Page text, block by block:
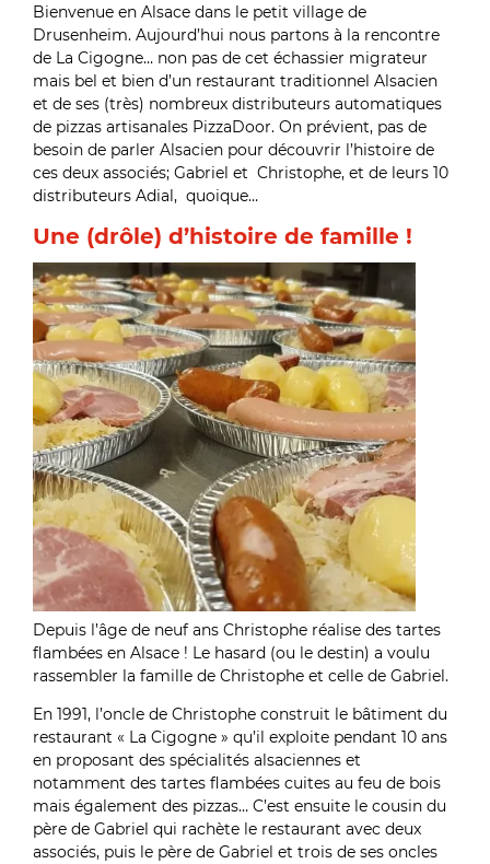
Bienvenue en Alsace dans le petit village de
Drusenheim. Aujourd’hui nous partons à la rencontre
de La Cigogne… non pas de cet échassier migrateur
mais bel et bien d’un restaurant traditionnel Alsacien
et de ses (très) nombreux distributeurs automatiques
de pizzas artisanales PizzaDoor. On prévient, pas de
besoin de parler Alsacien pour découvrir l’histoire de
ces deux associés; Gabriel et Christophe, et de leurs 10
distributeurs Adial, quoique…
Une (drôle) d’histoire de famille !
Depuis l’âge de neuf ans Christophe réalise des tartes
flambées en Alsace ! Le hasard (ou le destin) a voulu
rassembler la famille de Christophe et celle de Gabriel.
En 1991, l’oncle de Christophe construit le bâtiment du
restaurant « La Cigogne » qu’il exploite pendant 10 ans
en proposant des spécialités alsaciennes et
notamment des tartes flambées cuites au feu de bois
mais également des pizzas… C’est ensuite le cousin du
père de Gabriel qui rachète le restaurant avec deux
associés, puis le père de Gabriel et trois de ses oncles